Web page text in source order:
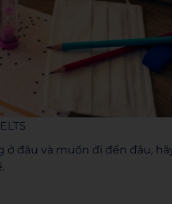
ở đâu và muốn đi đến đâu,